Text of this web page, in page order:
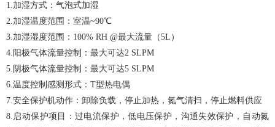
1.加湿方式：气泡式加湿
2.加湿温度范围：室温~90℃
3.加湿湿度范围：100% RH @最大流量（5L）
4.阳极气体流量控制：最大可达2 SLPM
5.阴极气体流量控制：最大可达5 SLPM
6.温度控制感测形式：T型热电偶
7.安全保护机动作：卸除负载，停止加热，氮气清扫，停止燃料供应
8.启动保护项目：过电流保护，低电压保护，沟通失效保护，自动氮